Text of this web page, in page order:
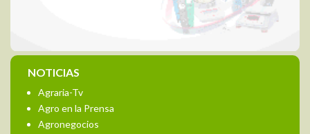
NOTICIAS
Agraria-Tv
Agro en la Prensa
Agronegocios